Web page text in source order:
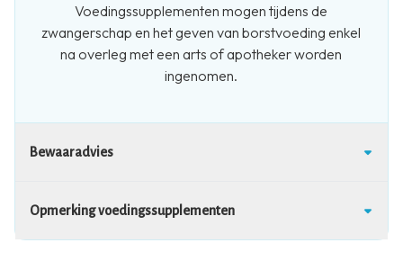
Voedingssupplementen mogen tijdens de
zwangerschap en het geven van borstvoeding enkel
na overleg met een arts of apotheker worden
ingenomen.
Bewaaradvies
Opmerking voedingssupplementen